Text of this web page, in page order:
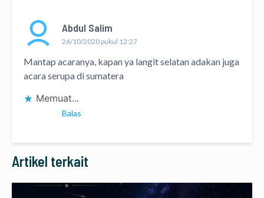
Abdul Salim
26/10/2020 pukul 12:27
Mantap acaranya, kapan ya langit selatan adakan juga
acara serupa di sumatera
Memuat...
Balas
Artikel terkait